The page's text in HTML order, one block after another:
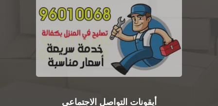
أيقونات التواصل الاجتماعي